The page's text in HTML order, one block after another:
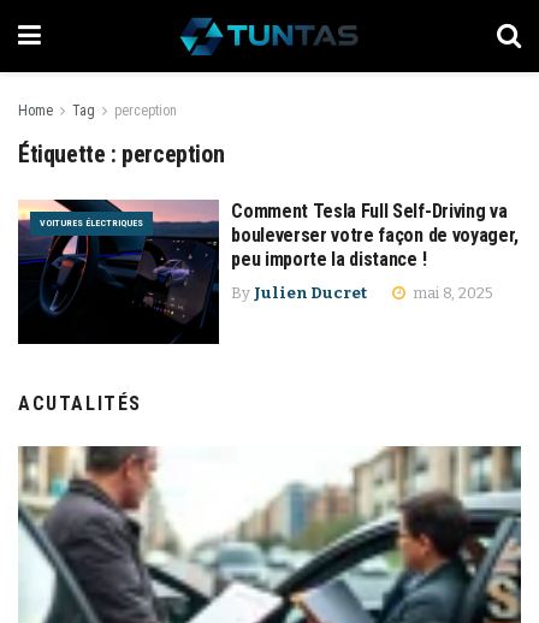
Home Tag perception
Étiquette : perception
VOITURES ÉLECTRIQUES
Comment Tesla Full Self-Driving va
bouleverser votre façon de voyager,
peu importe la distance !
By Julien Ducret mai 8, 2025
ACUTALITÉS